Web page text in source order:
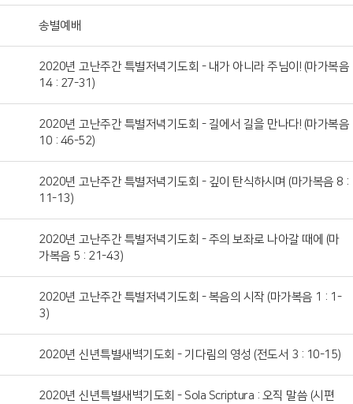
송별예배
2020년 고난주간 특별저녁기도회 - 내가 아니라 주님이! (마가복음
14 : 27-31)
2020년 고난주간 특별저녁기도회 - 길에서 길을 만나다! (마가복음
10 : 46-52)
2020년 고난주간 특별저녁기도회 - 깊이 탄식하시며 (마가복음 8 :
11-13)
2020년 고난주간 특별저녁기도회 - 주의 보좌로 나아갈 때에 (마
가복음 5 : 21-43)
2020년 고난주간 특별저녁기도회 - 복음의 시작 (마가복음 1 : 1-
3)
2020년 신년특별새벽기도회 - 기다림의 영성 (전도서 3 : 10-15)
2020년 신년특별새벽기도회 - Sola Scriptura : 오직 말씀 (시편